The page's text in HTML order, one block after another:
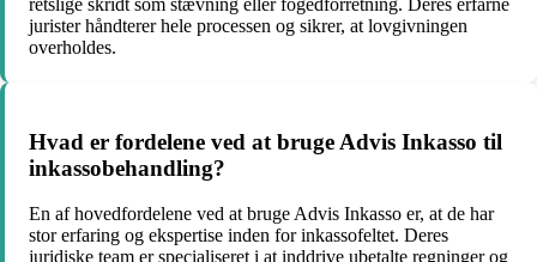
jurister håndterer hele processen og sikrer, at lovgivningen
overholdes.
Hvad er fordelene ved at bruge Advis Inkasso til
inkassobehandling?
En af hovedfordelene ved at bruge Advis Inkasso er, at de har
stor erfaring og ekspertise inden for inkassofeltet. Deres
juridiske team er specialiseret i at inddrive ubetalte regninger og